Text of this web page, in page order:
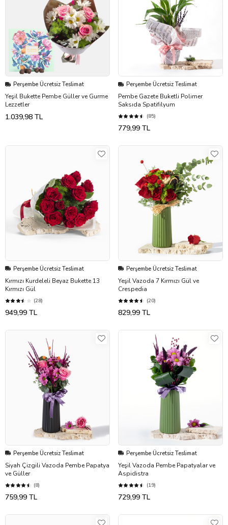
Perşembe Ücretsiz Teslimat
Yeşil Bukette Pembe Güller ve Gurme
Lezzetler
1.039,98 TL
Perşembe Ücretsiz Teslimat
Pembe Gazete Buketli Polimer
Saksıda Spatifilyum
(85)
779,99 TL
Perşembe Ücretsiz Teslimat
Kırmızı Kurdeleli Beyaz Bukette 13
Kırmızı Gül
(28)
949,99 TL
Perşembe Ücretsiz Teslimat
Yeşil Vazoda 7 Kırmızı Gül ve
Crespedia
(20)
829,99 TL
Perşembe Ücretsiz Teslimat
Siyah Çizgili Vazoda Pembe Papatya
ve Güller
(8)
759,99 TL
Perşembe Ücretsiz Teslimat
Yeşil Vazoda Pembe Papatyalar ve
Aspidistra
(19)
729,99 TL